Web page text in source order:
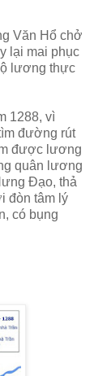
Văn Hổ chở
lại mai phục
lương thực
1288, vì
đường rút
được lương
quân lương
Đạo, thả
đòn tâm lý
có bụng